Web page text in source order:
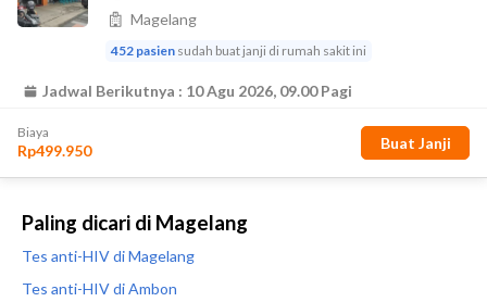
Paling dicari di Magelang
Tes anti-HIV di Magelang
Tes anti-HIV di Ambon